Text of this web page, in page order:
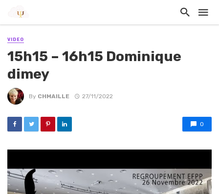
VIDEO
15h15 – 16h15 Dominique
dimey
By CHMAILLE 27/11/2022
0